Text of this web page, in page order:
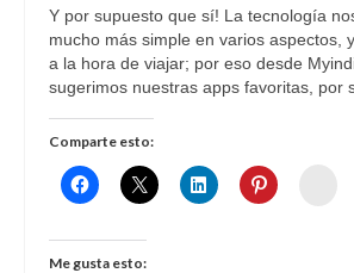
Y por supuesto que sí! La tecnología
mucho más simple en varios aspectos,
a la hora de viajar; por eso desde
sugerimos nuestras apps favoritas, por
Comparte esto:
Me gusta esto: